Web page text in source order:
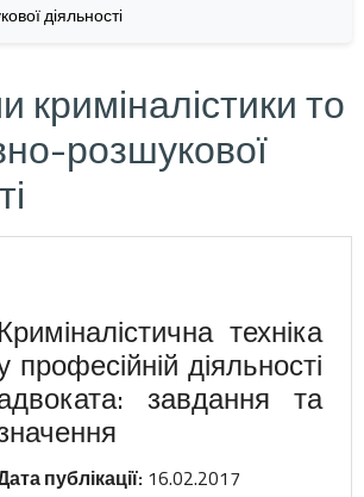
діяльності
то
розшукової
Криміналістична техніка
професійній діяльності
завдання та
публікації:16.02.2017